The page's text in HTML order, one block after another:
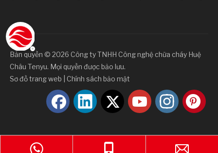
Bản quyền ©️ 2026 Công ty TNHH Công nghệ chữa cháy Huệ
Châu Tenyu. Mọi quyền được bảo lưu.
Sơ đồ trang web
Chính sách bảo mật